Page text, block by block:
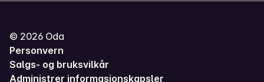
© 2026 Oda
Personvern
Salgs- og bruksvilkår
Administrer informasjonskapsler